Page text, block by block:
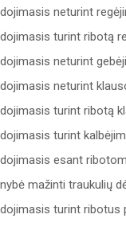
neturint
turint ribotą
neturint
neturint
turint ribotą
turint
esant
mažinti traukulių
turint ribotus